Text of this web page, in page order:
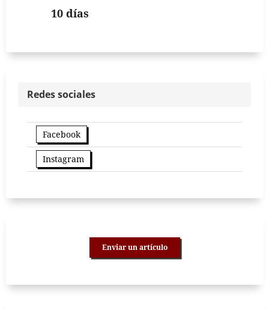
10 días
Redes sociales
Facebook
Instagram
Enviar un artículo